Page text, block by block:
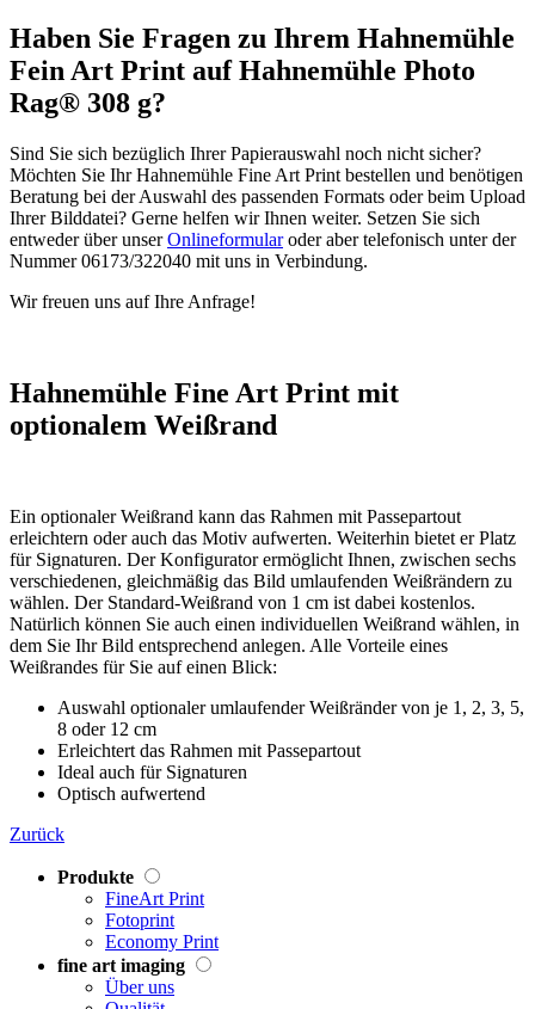
Haben Sie Fragen zu Ihrem Hahnemühle
Fein Art Print auf Hahnemühle Photo
Rag® 308 g?
Sind Sie sich bezüglich Ihrer Papierauswahl noch nicht sicher?
Möchten Sie Ihr Hahnemühle Fine Art Print bestellen und benötigen
Beratung bei der Auswahl des passenden Formats oder beim Upload
Ihrer Bilddatei? Gerne helfen wir Ihnen weiter. Setzen Sie sich
entweder über unserOnlineformularoder aber telefonisch unter der
Nummer 06173/322040 mit uns in Verbindung.
Wir freuen uns auf Ihre Anfrage!
Hahnemühle Fine Art Print mit
optionalem Weißrand
Ein optionaler Weißrand kann das Rahmen mit Passepartout
erleichtern oder auch das Motiv aufwerten. Weiterhin bietet er Platz
für Signaturen. Der Konfigurator ermöglicht Ihnen, zwischen sechs
verschiedenen, gleichmäßig das Bild umlaufenden Weißrändern zu
wählen. Der Standard-Weißrand von 1 cm ist dabei kostenlos.
Natürlich können Sie auch einen individuellen Weißrand wählen, in
dem Sie Ihr Bild entsprechend anlegen. Alle Vorteile eines
Weißrandes für Sie auf einen Blick:
Auswahl optionaler umlaufender Weißränder von je 1, 2, 3, 5,
8 oder 12 cm
Erleichtert das Rahmen mit Passepartout
Ideal auch für Signaturen
Optisch aufwertend
Zurück
Produkte
FineArt Print
Fotoprint
Economy Print
fine art imaging
Über uns